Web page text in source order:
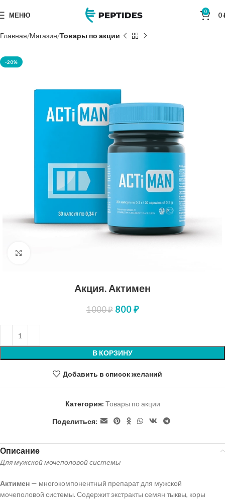
МЕНЮ 0 0
Главная Магазин Товары по акции
-20%
Акция. Актимен
1000₽ 800₽
В КОРЗИНУ
Добавить в список желаний
Категория: Товары по акции
Поделиться:
Описание
Для мужской мочеполовой системы
Актимен — многокомпонентный препарат для мужской
мочеполовой системы. Содержит экстракты семян тыквы, коры